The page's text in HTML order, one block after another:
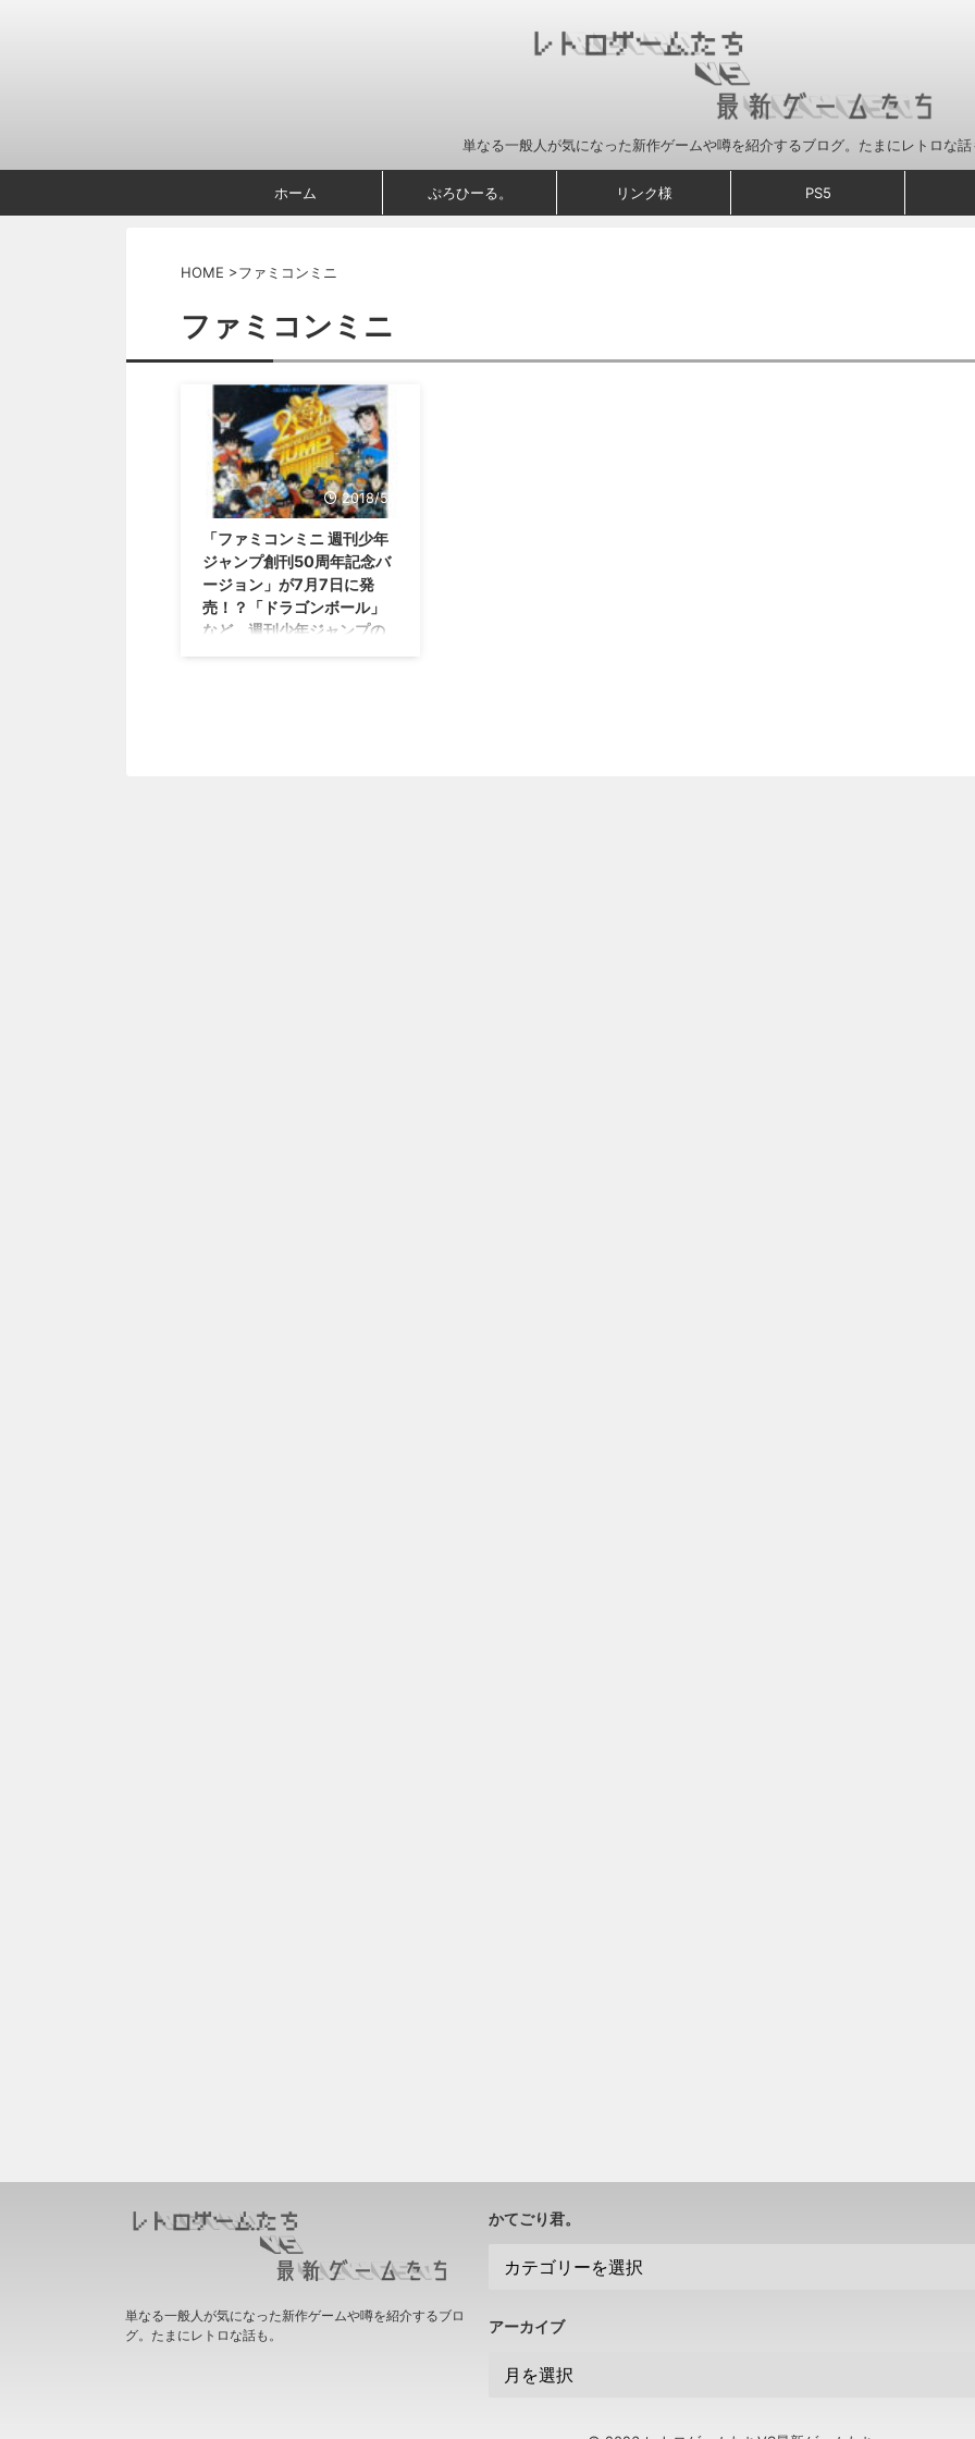
単なる一般人が気になった新作ゲームや噂を紹介するブログ。たまにレトロな話
ホーム ぷろひーる。 リンク様 PS5
HOME >ファミコンミニ
ファミコンミニ
2018/5/10
「ファミコンミニ 週刊少年
ジャンプ創刊50周年記念バ
ージョン」が7月7日に発
売！？「ドラゴンボール」
など、週刊少年ジャンプの
かてごり君。
アーカイブ
単なる一般人が気になった新作ゲームや噂を紹介するブロ
グ。たまにレトロな話も。